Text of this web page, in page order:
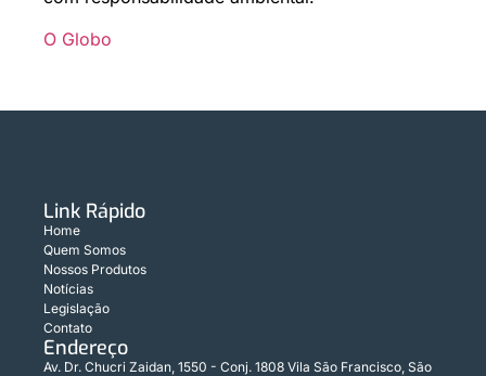
O Globo
Link Rápido
Home
Quem Somos
Nossos Produtos
Notícias
Legislação
Contato
Endereço
Av. Dr. Chucri Zaidan, 1550 - Conj. 1808 Vila São Francisco, São